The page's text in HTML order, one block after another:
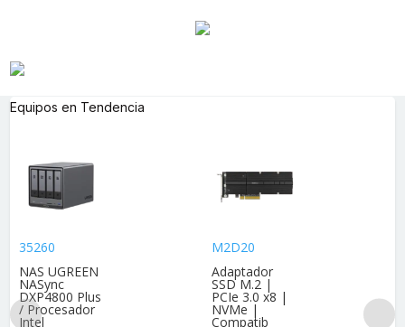
Equipos en Tendencia
35260
NAS UGREEN
NASync
DXP4800 Plus
/ Procesador
Intel
M2D20
Adaptador
SSD M.2 |
PCIe 3.0 x8 |
NVMe |
Compatib